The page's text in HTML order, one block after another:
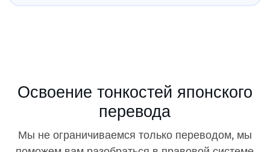
Освоение тонкостей японского
перевода
Мы не ограничиваемся только переводом, мы